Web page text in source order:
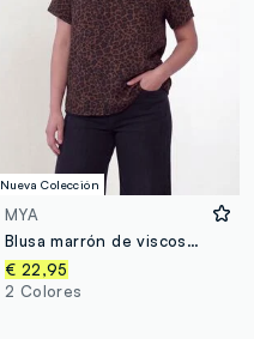
Nueva Colección
MYA
Blusa marrón de viscosa pura con cuello mao y estampado animal, corte regular
€ 22,95
2 Colores